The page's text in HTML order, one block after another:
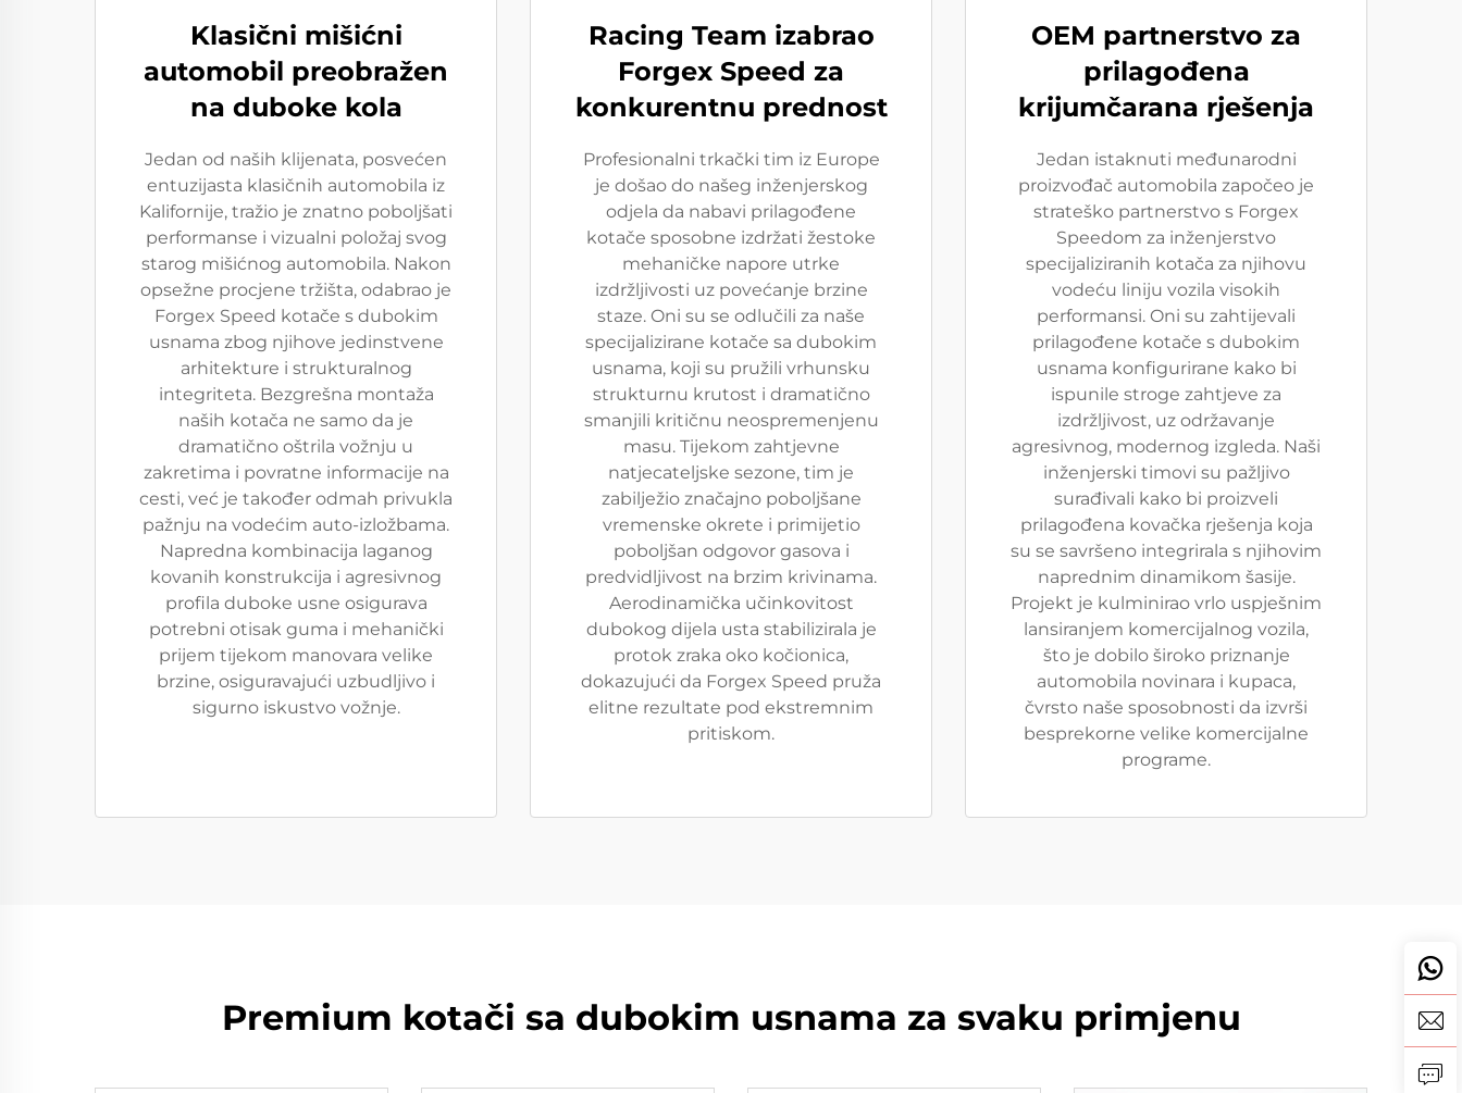
Klasični mišićni
automobil preobražen
na duboke kola
Jedan od naših klijenata, posvećen
entuzijasta klasičnih automobila iz
Kalifornije, tražio je znatno poboljšati
performanse i vizualni položaj svog
starog mišićnog automobila. Nakon
opsežne procjene tržišta, odabrao je
Forgex Speed kotače s dubokim
usnama zbog njihove jedinstvene
arhitekture i strukturalnog
integriteta. Bezgrešna montaža
naših kotača ne samo da je
dramatično oštrila vožnju u
zakretima i povratne informacije na
cesti, već je također odmah privukla
pažnju na vodećim auto-izložbama.
Napredna kombinacija laganog
kovanih konstrukcija i agresivnog
profila duboke usne osigurava
potrebni otisak guma i mehanički
prijem tijekom manovara velike
brzine, osiguravajući uzbudljivo i
sigurno iskustvo vožnje.
Racing Team izabrao
Forgex Speed za
konkurentnu prednost
Profesionalni trkački tim iz Europe
je došao do našeg inženjerskog
odjela da nabavi prilagođene
kotače sposobne izdržati žestoke
mehaničke napore utrke
izdržljivosti uz povećanje brzine
staze. Oni su se odlučili za naše
specijalizirane kotače sa dubokim
usnama, koji su pružili vrhunsku
strukturnu krutost i dramatično
smanjili kritičnu neospremenjenu
masu. Tijekom zahtjevne
natjecateljske sezone, tim je
zabilježio značajno poboljšane
vremenske okrete i primijetio
poboljšan odgovor gasova i
predvidljivost na brzim krivinama.
Aerodinamička učinkovitost
dubokog dijela usta stabilizirala je
protok zraka oko kočionica,
dokazujući da Forgex Speed pruža
elitne rezultate pod ekstremnim
pritiskom.
OEM partnerstvo za
prilagođena
krijumčarana rješenja
Jedan istaknuti međunarodni
proizvođač automobila započeo je
strateško partnerstvo s Forgex
Speedom za inženjerstvo
specijaliziranih kotača za njihovu
vodeću liniju vozila visokih
performansi. Oni su zahtijevali
prilagođene kotače s dubokim
usnama konfigurirane kako bi
ispunile stroge zahtjeve za
izdržljivost, uz održavanje
agresivnog, modernog izgleda. Naši
inženjerski timovi su pažljivo
surađivali kako bi proizveli
prilagođena kovačka rješenja koja
su se savršeno integrirala s njihovim
naprednim dinamikom šasije.
Projekt je kulminirao vrlo uspješnim
lansiranjem komercijalnog vozila,
što je dobilo široko priznanje
automobila novinara i kupaca,
čvrsto naše sposobnosti da izvrši
besprekorne velike komercijalne
programe.
Premium kotači sa dubokim usnama za svaku primjenu